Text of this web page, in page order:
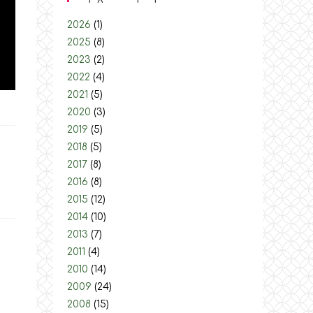
2026 (1)
2025 (8)
2023 (2)
2022 (4)
2021 (5)
2020 (3)
2019 (5)
2018 (5)
2017 (8)
2016 (8)
2015 (12)
2014 (10)
2013 (7)
2011 (4)
2010 (14)
2009 (24)
2008 (15)